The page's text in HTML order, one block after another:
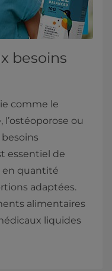
besoins
comme le
ou
besoins
essentiel de
en quantité
adaptées.
alimentaires
liquides